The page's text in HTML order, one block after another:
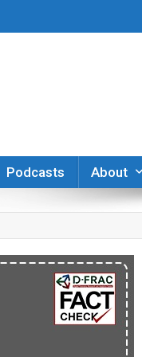
Podcasts About